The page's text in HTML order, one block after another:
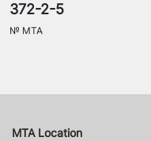
372-2-5
№ MTA
MTA Location